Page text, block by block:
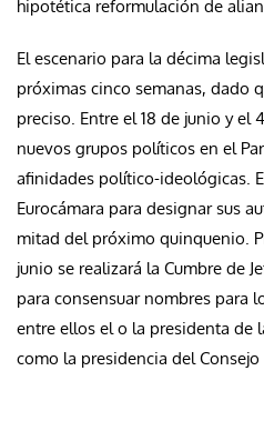
hipotética reformulación de
El escenario para la décima
próximas cinco semanas, dado
preciso. Entre el 18 de junio y el
nuevos grupos políticos en el
afinidades político-ideológicas.
Eurocámara para designar sus
mitad del próximo quinquenio.
junio se realizará la Cumbre de
para consensuar nombres para
entre ellos el o la presidenta de
como la presidencia del Consejo